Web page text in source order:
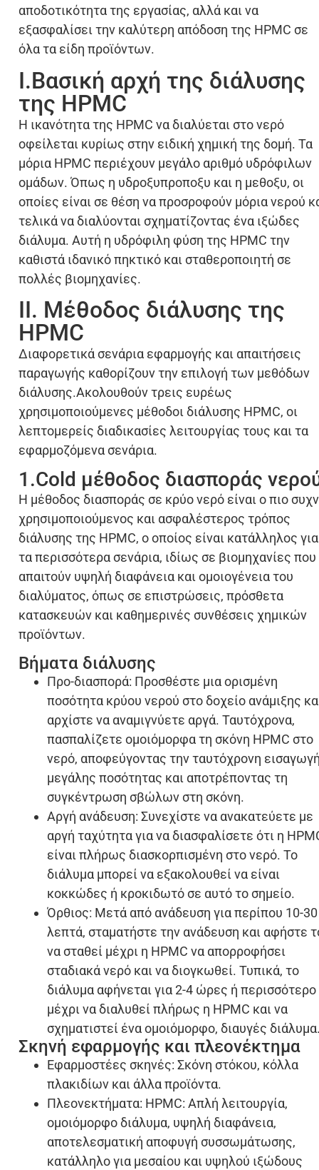
αποδοτικότητα της εργασίας, αλλά και να
εξασφαλίσει την καλύτερη απόδοση της HPMC σε
όλα τα είδη προϊόντων.
I.Βασική αρχή της διάλυσης
της HPMC
Η ικανότητα της HPMC να διαλύεται στο νερό
οφείλεται κυρίως στην ειδική χημική της δομή. Τα
μόρια HPMC περιέχουν μεγάλο αριθμό υδρόφιλων
ομάδων. Όπως η υδροξυπροποξυ και η μεθοξυ, οι
οποίες είναι σε θέση να προσροφούν μόρια νερού
τελικά να διαλύονται σχηματίζοντας ένα ιξώδες
διάλυμα. Αυτή η υδρόφιλη φύση της HPMC την
καθιστά ιδανικό πηκτικό και σταθεροποιητή σε
πολλές βιομηχανίες.
II. Μέθοδος διάλυσης της
HPMC
Διαφορετικά σενάρια εφαρμογής και απαιτήσεις
παραγωγής καθορίζουν την επιλογή των μεθόδων
διάλυσης.Ακολουθούν τρεις ευρέως
χρησιμοποιούμενες μέθοδοι διάλυσης HPMC, οι
λεπτομερείς διαδικασίες λειτουργίας τους και τα
εφαρμοζόμενα σενάρια.
1.Cold μέθοδος διασποράς
Η μέθοδος διασποράς σε κρύο νερό είναι ο πιο
χρησιμοποιούμενος και ασφαλέστερος τρόπος
διάλυσης της HPMC, ο οποίος είναι κατάλληλος για
τα περισσότερα σενάρια, ιδίως σε βιομηχανίες που
απαιτούν υψηλή διαφάνεια και ομοιογένεια του
διαλύματος, όπως σε επιστρώσεις, πρόσθετα
κατασκευών και καθημερινές συνθέσεις χημικών
προϊόντων.
Βήματα διάλυσης
Προ-διασπορά: Προσθέστε μια ορισμένη
ποσότητα κρύου νερού στο δοχείο ανάμιξης
αρχίστε να αναμιγνύετε αργά. Ταυτόχρονα,
πασπαλίζετε ομοιόμορφα τη σκόνη HPMC στο
νερό, αποφεύγοντας την ταυτόχρονη
μεγάλης ποσότητας και αποτρέποντας τη
συγκέντρωση σβώλων στη σκόνη.
Αργή ανάδευση: Συνεχίστε να ανακατεύετε με
αργή ταχύτητα για να διασφαλίσετε ότι η
είναι πλήρως διασκορπισμένη στο νερό. Το
διάλυμα μπορεί να εξακολουθεί να είναι
κοκκώδες ή κροκιδωτό σε αυτό το σημείο.
Όρθιος: Μετά από ανάδευση για περίπου 10-30
λεπτά, σταματήστε την ανάδευση και αφήστε
να σταθεί μέχρι η HPMC να απορροφήσει
σταδιακά νερό και να διογκωθεί. Τυπικά, το
διάλυμα αφήνεται για 2-4 ώρες ή περισσότερο
μέχρι να διαλυθεί πλήρως η HPMC και να
σχηματιστεί ένα ομοιόμορφο, διαυγές
Σκηνή εφαρμογής και πλεονέκτημα
Εφαρμοστέες σκηνές: Σκόνη στόκου, κόλλα
πλακιδίων και άλλα προϊόντα.
Πλεονεκτήματα: HPMC: Απλή λειτουργία,
ομοιόμορφο διάλυμα, υψηλή διαφάνεια,
αποτελεσματική αποφυγή συσσωμάτωσης,
κατάλληλο για μεσαίου και υψηλού ιξώδους